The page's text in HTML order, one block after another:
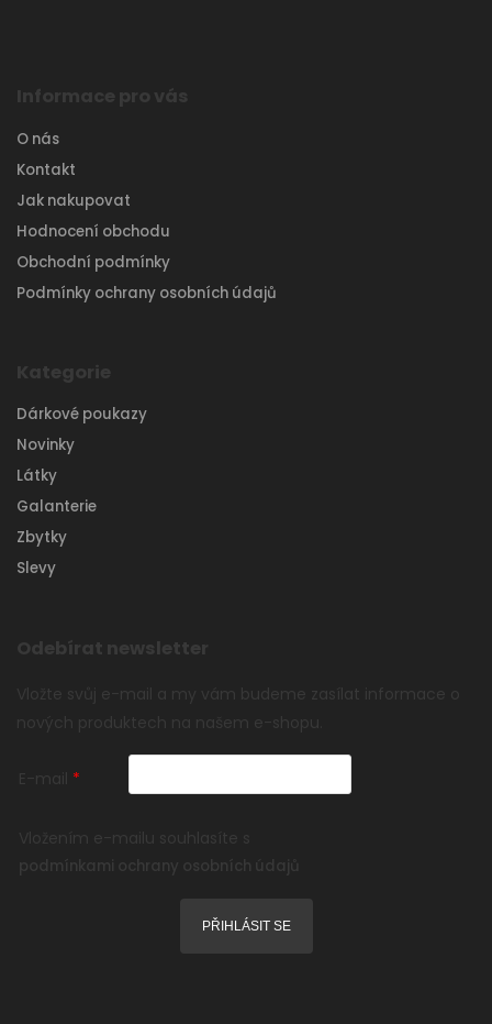
Informace pro vás
O nás
Kontakt
Jak nakupovat
Hodnocení obchodu
Obchodní podmínky
Podmínky ochrany osobních údajů
Kategorie
Dárkové poukazy
Novinky
Látky
Galanterie
Zbytky
Slevy
Odebírat newsletter
Vložte svůj e-mail a my vám budeme zasílat informace o
nových produktech na našem e-shopu.
E-mail
Vložením e-mailu souhlasíte s
podmínkami ochrany osobních údajů
PŘIHLÁSIT SE